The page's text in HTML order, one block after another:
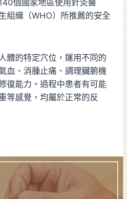
個國家地區使用針灸醫
組織（WHO）所推薦的安全
體的特定穴位，運用不同的
血、消腫止痛、調理臟腑機
復能力。過程中患者有可能
等感覺，均屬於正常的反